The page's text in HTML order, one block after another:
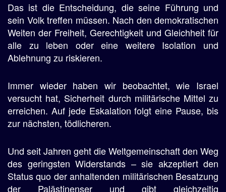
Das ist die Entscheidung, die seine Führung und
sein Volk treffen müssen. Nach den demokratischen
Weiten der Freiheit, Gerechtigkeit und Gleichheit für
alle zu leben oder eine weitere Isolation und
Ablehnung zu riskieren.
Immer wieder haben wir beobachtet, wie Israel
versucht hat, Sicherheit durch militärische Mittel zu
erreichen. Auf jede Eskalation folgt eine Pause, bis
zur nächsten, tödlicheren.
Und seit Jahren geht die Weltgemeinschaft den Weg
des geringsten Widerstands – sie akzeptiert den
Status quo der anhaltenden militärischen Besatzung
der Palästinenser und gibt gleichzeitig